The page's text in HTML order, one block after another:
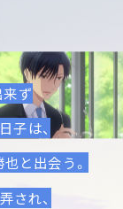
ず
子は、
と出会う。
され、